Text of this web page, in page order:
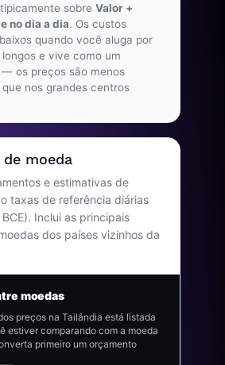
sobre Valor +
no dia a dia. Os custos
quando você aluga por
e vive como um
os preços são menos
nos grandes centros
moeda
e estimativas de
taxas de referência diárias
Inclui as principais
dos países vizinhos da
moedas
preços na Tailândia está listada
estiver comparando com a moeda
primeiro um orçamento